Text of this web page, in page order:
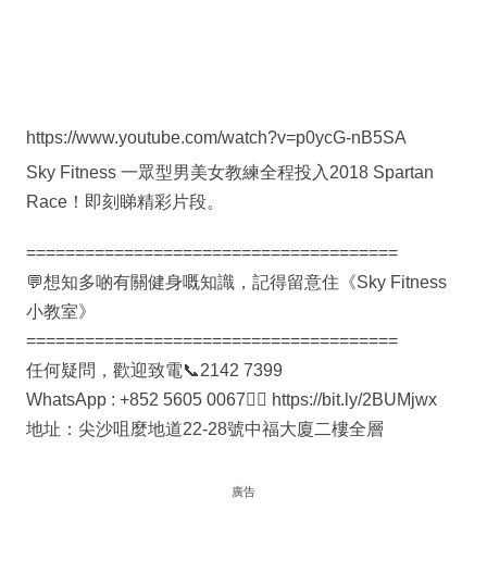
https://www.youtube.com/watch?v=p0ycG-nB5SA
Sky Fitness 一眾型男美女教練全程投入2018 Spartan
Race！即刻睇精彩片段。
======================================
💬想知多啲有關健身嘅知識，記得留意住《Sky Fitness
小教室》
======================================
任何疑問，歡迎致電📞2142 7399
WhatsApp : +852 5605 0067👉🏻 https://bit.ly/2BUMjwx
地址：尖沙咀麼地道22-28號中福大廈二樓全層
廣告